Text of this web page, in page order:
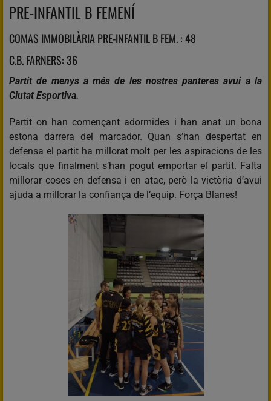
PRE-INFANTIL B FEMENÍ
COMAS IMMOBILÀRIA PRE-INFANTIL B FEM. : 48
C.B. FARNERS: 36
Partit de menys a més de les nostres panteres avui a la
Ciutat Esportiva.
Partit on han començant adormides i han anat un bona
estona darrera del marcador. Quan s’han despertat en
defensa el partit ha millorat molt per les aspiracions de les
locals que finalment s’han pogut emportar el partit. Falta
millorar coses en defensa i en atac, però la victòria d’avui
ajuda a millorar la confiança de l’equip. Força Blanes!